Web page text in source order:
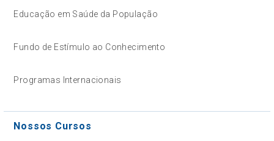
Educação em Saúde da População
Fundo de Estímulo ao Conhecimento
Programas Internacionais
Nossos Cursos